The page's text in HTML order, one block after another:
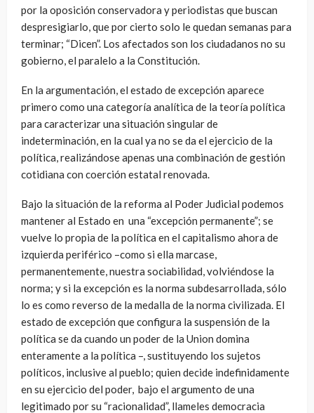
por la oposición conservadora y periodistas que buscan
despresigiarlo, que por cierto solo le quedan semanas para
terminar; “Dicen”. Los afectados son los ciudadanos no su
gobierno, el paralelo a la Constitución.
En la argumentación, el estado de excepción aparece
primero como una categoría analítica de la teoría política
para caracterizar una situación singular de
indeterminación, en la cual ya no se da el ejercicio de la
política, realizándose apenas una combinación de gestión
cotidiana con coerción estatal renovada.
Bajo la situación de la reforma al Poder Judicial podemos
mantener al Estado en una “excepción permanente”; se
vuelve lo propia de la política en el capitalismo ahora de
izquierda periférico –como si ella marcase,
permanentemente, nuestra sociabilidad, volviéndose la
norma; y si la excepción es la norma subdesarrollada, sólo
lo es como reverso de la medalla de la norma civilizada. El
estado de excepción que configura la suspensión de la
política se da cuando un poder de la Union domina
enteramente a la política –, sustituyendo los sujetos
políticos, inclusive al pueblo; quien decide indefinidamente
en su ejercicio del poder, bajo el argumento de una
legitimado por su “racionalidad”, llameles democracia